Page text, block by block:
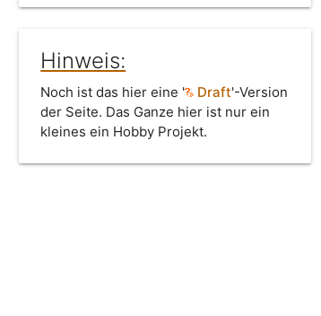
Hinweis:
Noch ist das hier eine ' Draft'-Version
der Seite. Das Ganze hier ist nur ein
kleines ein Hobby Projekt.